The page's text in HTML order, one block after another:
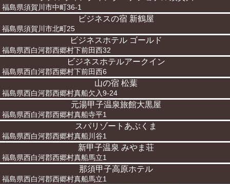
福島県須賀川市中町36-1
ビジネスの宿 新鶴屋
福島県須賀川市北町25
ビジネスホテル ゴールド
福島県西白河郡西郷村下前田西32
ビジネスホテルアークイン
福島県西白河郡西郷村下前田西6
山の宿 松葉
福島県西白河郡西郷村真船欠入9-24
元湯甲子温泉旅館大黒屋
福島県西白河郡西郷村真船寺平1
スパリゾートあぶくま
福島県西白河郡西郷村真船川谷1
新甲子温泉 みやま荘
福島県西白河郡西郷村真船馬立1
那須甲子高原ホテル
福島県西白河郡西郷村真船馬立1